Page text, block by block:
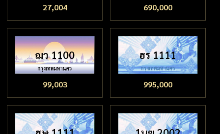
27,004 690,000
ฌว 1100
99,003
ฮร 1111
995,000